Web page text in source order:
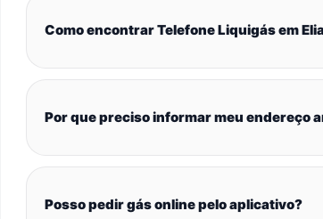
Como encontrar Telefone Liquigás em
Por que preciso informar meu endereço
Posso pedir gás online pelo aplicativo?